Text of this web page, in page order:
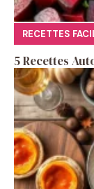
RECETTES
5 Recettes